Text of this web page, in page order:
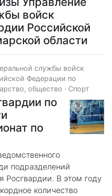
войск
Российской
области
службы войск
Федерации по
общество · Спорт
по
по
подразделений
Росгвардии. В этом году
количество